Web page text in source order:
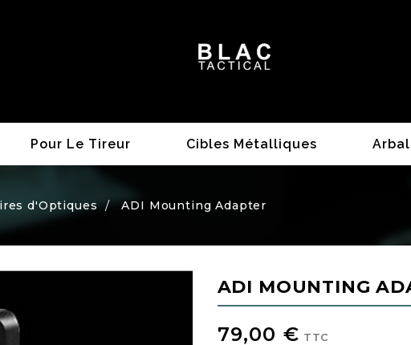
Pour Le Tireur Cibles Métalliques
d'Optiques ADI Mounting Adapter
ADI MOUNTING
79,00 € TTC